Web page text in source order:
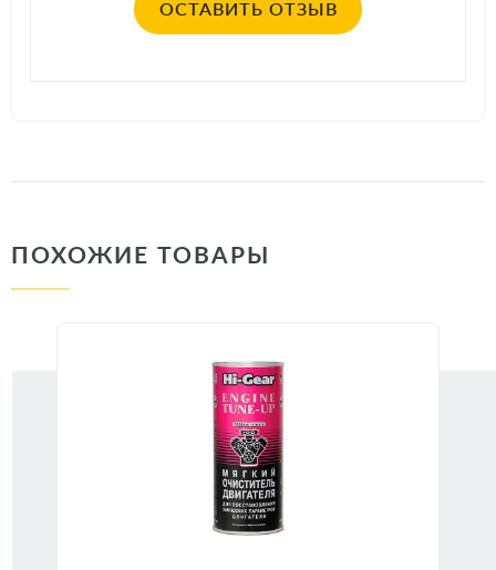
ОСТАВИТЬ ОТЗЫВ
ПОХОЖИЕ ТОВАРЫ